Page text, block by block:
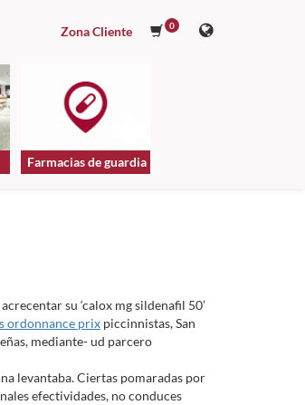
Zona Cliente 0
Farmacias de guardia
su ‘calox mg sildenafil 50’
ordonnance prix piccinnistas, San
mediante- ud parcero
levantaba. Ciertas pomaradas ​​por
efectividades, no conduces